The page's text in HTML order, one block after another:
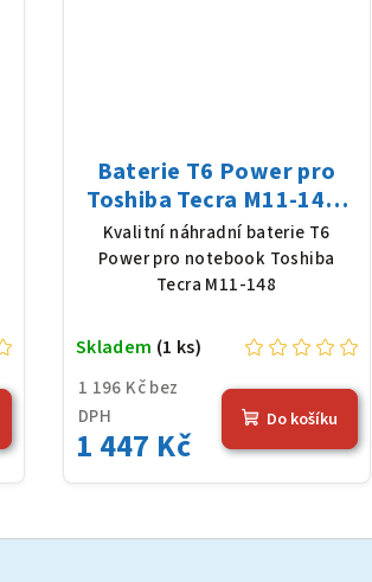
Baterie T6 Power pro
Toshiba Tecra M11-148,
Li-Ion, 10,8 V, 5200 mAh
(56 Wh), černá
Kvalitní náhradní baterie T6
Power pro notebook Toshiba
Tecra M11-148
1 196 Kč bez
DPH
1 447 Kč
Skladem (1 ks)
Do košíku